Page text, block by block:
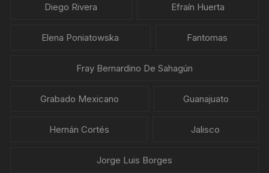
Diego Rivera Efraín Huerta
Elena Poniatowska Fantomas
Fray Bernardino De Sahagún
Grabado Mexicano Guanajuato
Hernán Cortés Jalisco
Jorge Luis Borges